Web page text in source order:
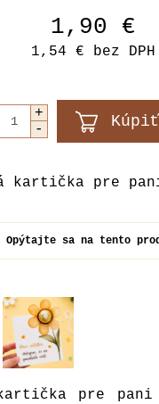
1,90 €
1,54 € bez DPH
kartička pre
Opýtajte sa na tento
kartička pre